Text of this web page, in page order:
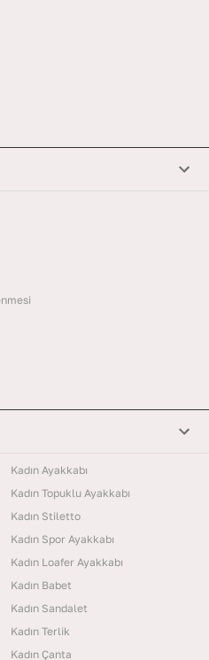
Kadın Ayakkabı
Kadın Topuklu Ayakkabı
Kadın Stiletto
Kadın Spor Ayakkabı
Kadın Loafer Ayakkabı
Kadın Babet
Kadın Sandalet
Kadın Terlik
Kadın Çanta